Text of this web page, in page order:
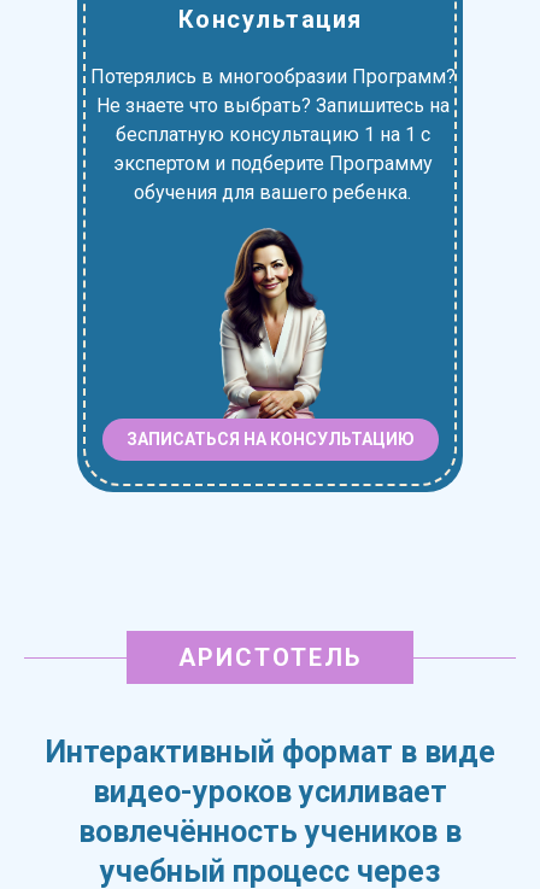
Консультация
Потерялись в многообразии Программ?
Не знаете что выбрать? Запишитесь на
бесплатную консультацию 1 на 1 с
экспертом и подберите Программу
обучения для вашего ребенка.
ЗАПИСАТЬСЯ НА КОНСУЛЬТАЦИЮ
АРИСТОТЕЛЬ
Интерактивный формат в виде
видео-уроков усиливает
вовлечённость учеников в
учебный процесс через